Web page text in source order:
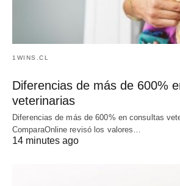
1WINS.CL
Diferencias de más de 600%
veterinarias
Diferencias de más de 600% en consultas
ComparaOnline revisó los valores…
14 minutes ago